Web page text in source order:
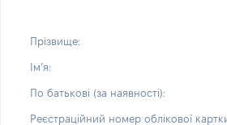
Прізвище:
Імʼя:
По батькові (за наявності):
Реєстраційний номер облікової